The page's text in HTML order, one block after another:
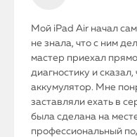
Мой iPad Air начал
не знала, что с ним
мастер приехал
диагностику и
аккумулятор. Мне
заставляли ехать в
была сделана на
профессиональный